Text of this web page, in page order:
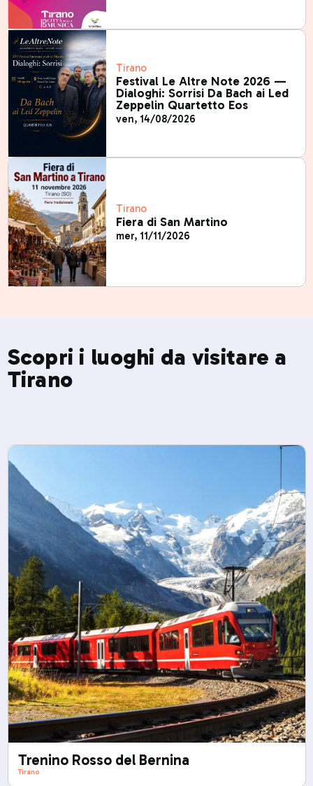
Tirano
Festival Le Altre Note 2026 —
Dialoghi: Sorrisi Da Bach ai Led
Zeppelin Quartetto Eos
ven, 14/08/2026
Tirano
Fiera di San Martino
mer, 11/11/2026
Scopri i luoghi da visitare a
Tirano
Trenino Rosso del Bernina
Tirano